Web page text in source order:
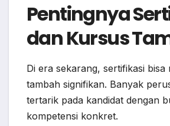
Pentingnya
dan Kursus
Di era sekarang, sertifikasi bisa
tambah signifikan. Banyak
tertarik pada kandidat dengan
kompetensi konkret.